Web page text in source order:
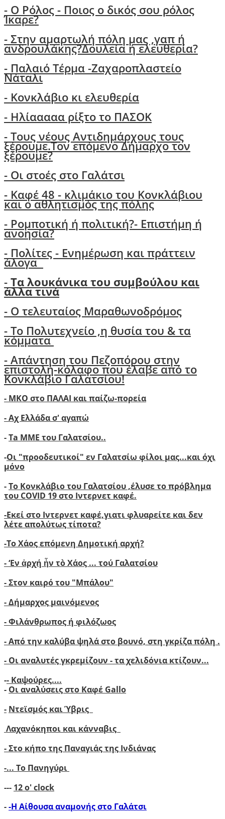
- Ο Ρόλος - Ποιος ο δικός σου ρόλος
Ίκαρε?
- Στην αμαρτωλή πόλη μας ,γαπ ή
ανδρουλάκης?Δουλεία ή ελευθερία?
- Παλαιό Τέρμα -Ζαχαροπλαστείο
Νάταλι
- Κονκλάβιο κι ελευθερία
- Ηλίααααα ρίξτο το ΠΑΣΟΚ
-Τους νέους Αντιδημάρχους τους
ξέρουμε.Τον επόμενο Δήμαρχο τον
ξέρουμε?
- Οι στοές στο Γαλάτσι
- Καφέ 48 - κλιμάκιο του Κονκλάβιου
και ο αθλητισμός της πόλης
- Ρομποτική ή πολιτική?- Επιστήμη ή
ανοησία?
- Πολίτες - Ενημέρωση και πράττειν
άλογα
-Τα λουκάνικα του συμβούλου και
άλλα τινά
- Ο τελευταίος Μαραθωνοδρόμος
- Το Πολυτεχνείο ,η θυσία του & τα
κόμματα
- Απάντηση του Πεζοπόρου στην
επιστολή-κόλαφο που έλαβε από το
Κονκλάβιο Γαλατσίου!
- ΜΚΟ στο ΠΑΛΑΙ και παίζω-πορεία
- Αχ Ελλάδα σ' αγαπώ
-Ta ΜΜΕ του Γαλατσίου..
-Οι "προοδευτικοί" εν Γαλατσίω φίλοι μας...και όχι
μόνο
-Το Κονκλάβιο του Γαλατσίου ,έλυσε το πρόβλημα
του COVID 19 στο Ιντερνετ καφέ.
-Εκεί στο Ιντερνετ καφέ,γιατι φλυαρείτε και δεν
λέτε απολύτως τίποτα?
-Το Χάος επόμενη Δημοτική αρχή?
-‘Εν ἀρχή ἦν τὸ Χάος ... τού Γαλατσίου
-Στον καιρό του "Μπάλου"
- Δήμαρχος μαινόμενος
- Φιλάνθρωπος ή φιλόζωος
- Από την καλύβα ψηλά στο βουνό, στη γκρίζα πόλη .
- Οι αναλυτές γκρεμίζουν - τα χελιδόνια κτίζουν...
-- Καψούρες....
- Οι αναλύσεις στο Καφέ Gallo
- Ντεϊσμός και Ύβρις
Λαχανόκηποι και κάνναβις
- Στο κήπο της Παναγιάς της Ινδιάνας
-... Το Πανηγύρι
--- 12 ο' clock
--Η Αίθουσα αναμονής στο Γαλάτσι